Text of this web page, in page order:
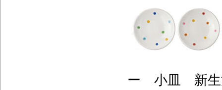
ー 小皿 新